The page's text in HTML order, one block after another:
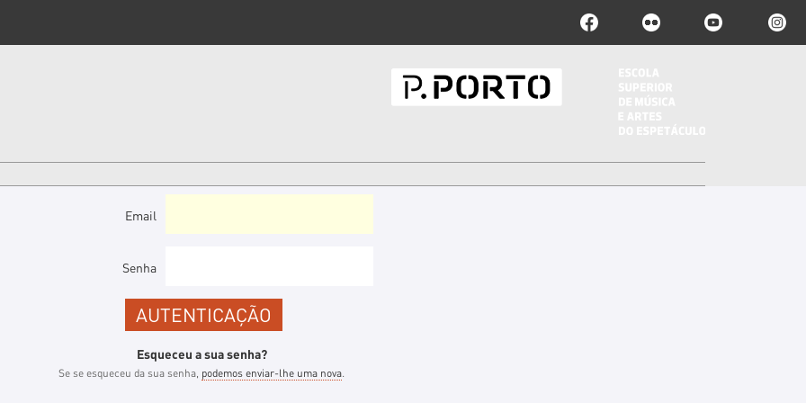
Email
Senha
Esqueceu a sua senha?
Se se esqueceu da sua senha, podemos enviar-lhe uma nova.